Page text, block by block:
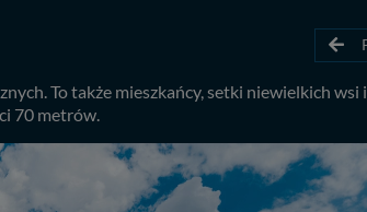
To także mieszkańcy, setki niewielkich wsi
70 metrów.